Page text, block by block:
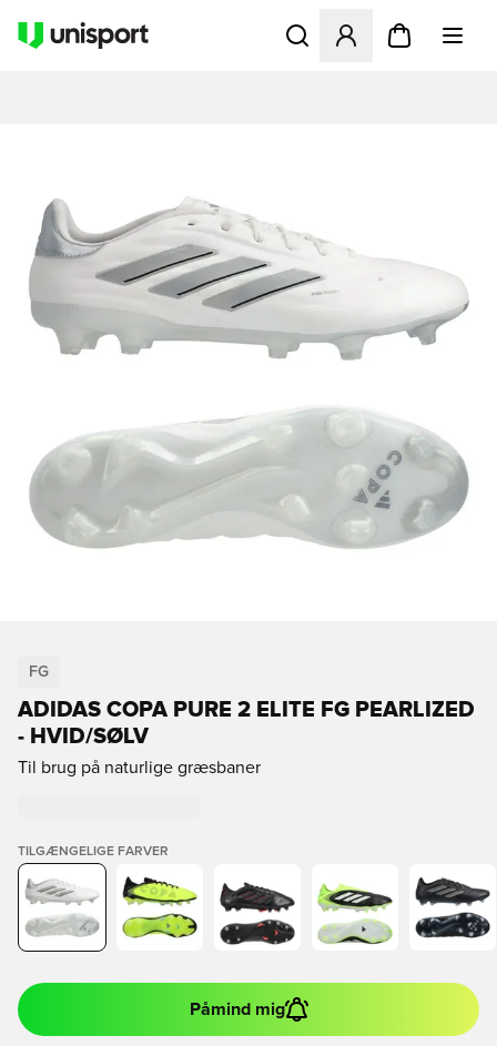
Åbner en Modal til at
FG
ADIDAS COPA PURE 2 ELITE FG PEARLIZED
- HVID/SØLV
Til brug på naturlige græsbaner
TILGÆNGELIGE FARVER
Påmind mig